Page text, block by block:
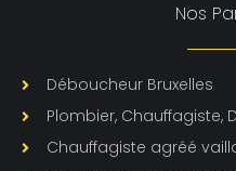
Nos
Déboucheur Bruxelles
Plombier, Chauffagiste,
Chauffagiste agréé